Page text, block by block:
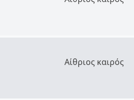
Αίθριος καιρός